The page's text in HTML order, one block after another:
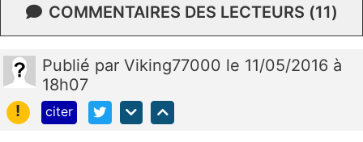
COMMENTAIRES DES LECTEURS (11)
Publié par Viking77000 le 11/05/2016 à
18h07
!
citer